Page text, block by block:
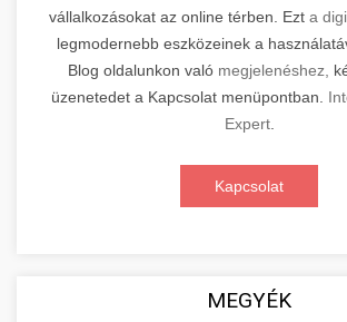
vállalkozásokat az online térben. Ezt a
legmodernebb eszközeinek a
Blog oldalunkon való megjelenéshez,
üzenetedet a Kapcsolat menüpontban.
Expert.
Kapcsolat
MEGYÉK